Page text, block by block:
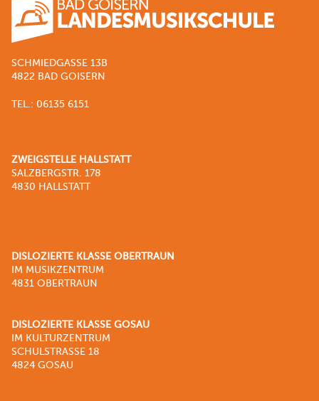
SCHMIEDGASSE 13B
4822 BAD GOISERN
TEL.: 06135 6151
ZWEIGSTELLE HALLSTATT
SALZBERGSTR. 178
4830 HALLSTATT
DISLOZIERTE KLASSE OBERTRAUN
IM MUSIKZENTRUM
4831 OBERTRAUN
DISLOZIERTE KLASSE GOSAU
IM KULTURZENTRUM
SCHULSTRASSE 18
4824 GOSAU